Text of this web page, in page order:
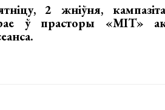
2 жніўня,
ў прасторы «MIT»
.